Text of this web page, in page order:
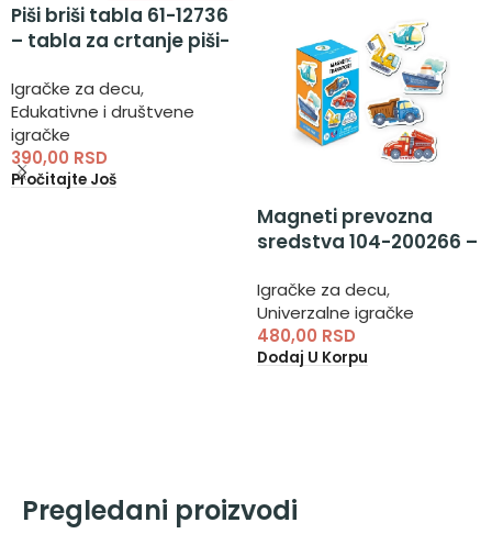
Piši briši tabla 61-12736
– tabla za crtanje piši-
Igračke za decu,
Edukativne i društvene
igračke
390,00 RSD
Pročitajte Još
Magneti prevozna
sredstva 104-200266 –
Igračke za decu,
Univerzalne igračke
480,00 RSD
Dodaj U Korpu
Pregledani proizvodi